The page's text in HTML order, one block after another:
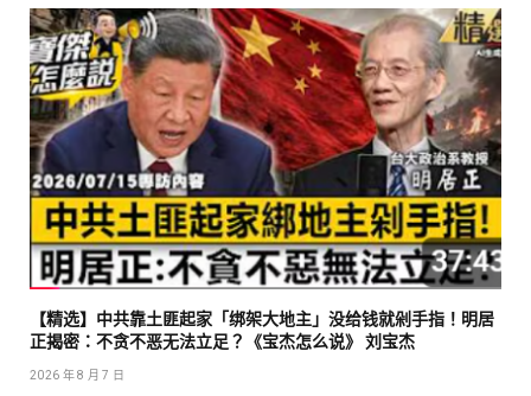
【精选】中共靠土匪起家「绑架大地主」没给钱就剁手指！明居
正揭密：不贪不恶无法立足？《宝杰怎么说》 刘宝杰
2026 年 8 月 7 日